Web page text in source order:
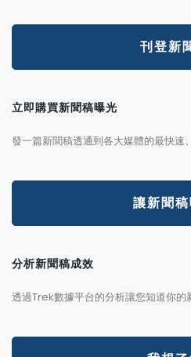
刊登新
立即購買新聞稿曝光
發一篇新聞稿透通到各大媒體的最快速
讓新聞
分析新聞稿成效
透過Trek數據平台的分析讓您知道你的